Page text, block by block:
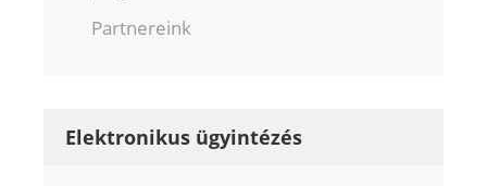
Partnereink
Elektronikus ügyintézés